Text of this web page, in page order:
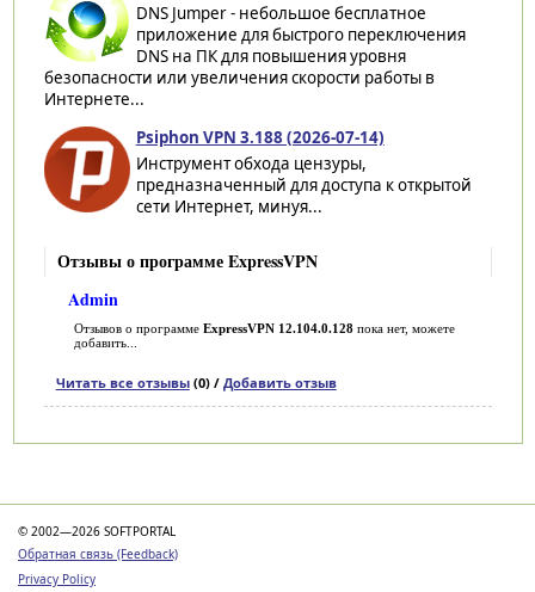
DNS Jumper - небольшое бесплатное
приложение для быстрого переключения
DNS на ПК для повышения уровня
безопасности или увеличения скорости работы в
Интернете...
Psiphon VPN 3.188 (2026-07-14)
Инструмент обхода цензуры,
предназначенный для доступа к открытой
сети Интернет, минуя...
Отзывы о программе ExpressVPN
Admin
Отзывов о программе ExpressVPN 12.104.0.128пока нет, можете
добавить...
Читать все отзывы(0) / Добавить отзыв
© 2002—2026 SOFTPORTAL
Обратная связь (Feedback)
Privacy Policy